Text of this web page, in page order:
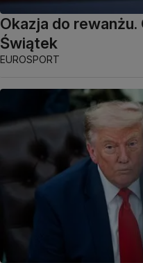
Okazja do
Świątek
EUROSPORT